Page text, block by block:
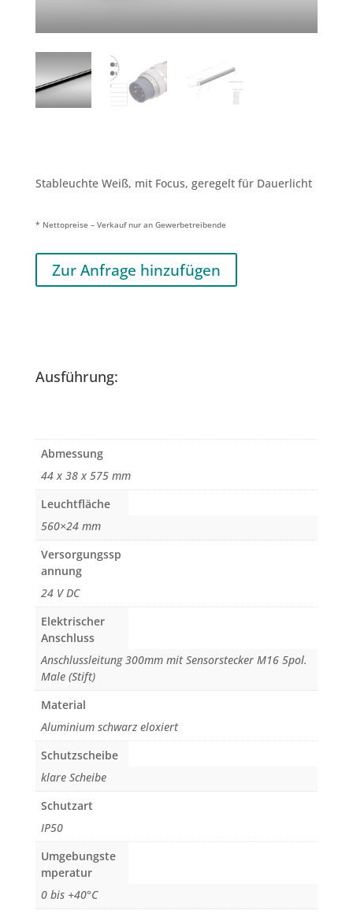
Stableuchte Weiß, mit Focus, geregelt für Dauerlicht
* Nettopreise – Verkauf nur an Gewerbetreibende
Zur Anfrage hinzufügen
Ausführung:
Abmessung
44 x 38 x 575 mm
Leuchtfläche
560×24 mm
Versorgungssp
annung
24 V DC
Elektrischer
Anschluss
Anschlussleitung 300mm mit Sensorstecker M16 5pol.
Male (Stift)
Material
Aluminium schwarz eloxiert
Schutzscheibe
klare Scheibe
Schutzart
IP50
Umgebungste
mperatur
0 bis +40°C